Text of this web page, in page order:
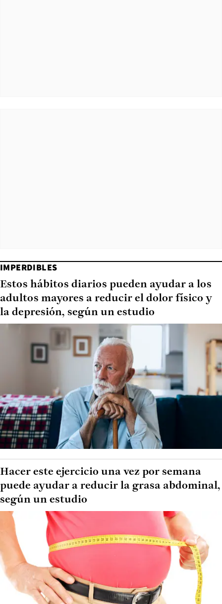
IMPERDIBLES
Estos hábitos diarios pueden ayudar a los
adultos mayores a reducir el dolor físico y
la depresión, según un estudio
Hacer este ejercicio una vez por semana
puede ayudar a reducir la grasa abdominal,
según un estudio